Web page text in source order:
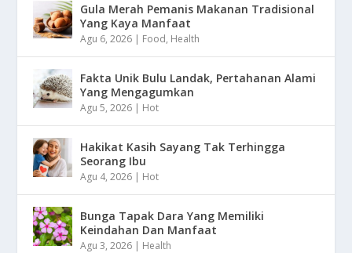
Gula Merah Pemanis Makanan Tradisional
Yang Kaya Manfaat
Agu 6, 2026 | Food, Health
Fakta Unik Bulu Landak, Pertahanan Alami
Yang Mengagumkan
Agu 5, 2026 | Hot
Hakikat Kasih Sayang Tak Terhingga
Seorang Ibu
Agu 4, 2026 | Hot
Bunga Tapak Dara Yang Memiliki
Keindahan Dan Manfaat
Agu 3, 2026 | Health